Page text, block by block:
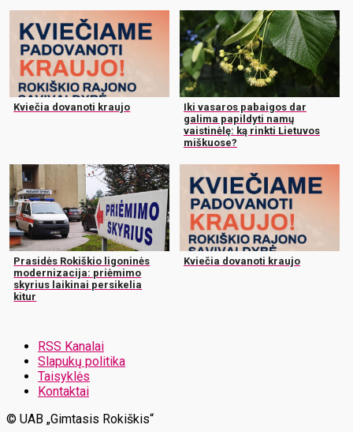
Kviečia dovanoti kraujo
Iki vasaros pabaigos dar
galima papildyti namų
vaistinėlę: ką rinkti Lietuvos
miškuose?
Prasidės Rokiškio ligoninės
modernizacija: priėmimo
skyrius laikinai persikelia
kitur
Kviečia dovanoti kraujo
RSS Kanalai
Slapukų politika
Taisyklės
Kontaktai
© UAB „Gimtasis Rokiškis“